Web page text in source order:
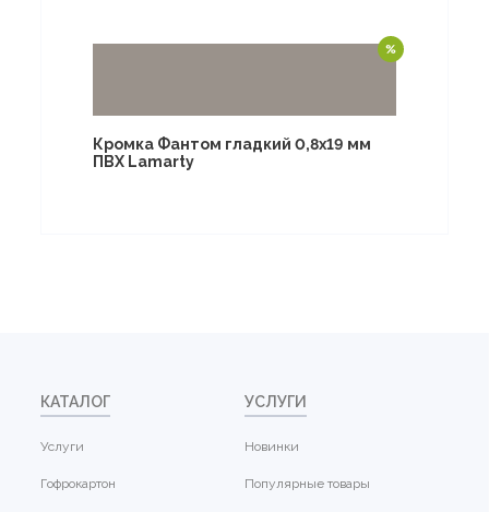
Кромка Фантом гладкий 0,8х19 мм
ПВХ Lamarty
КАТАЛОГ
Услуги
Гофрокартон
УСЛУГИ
Новинки
Популярные товары